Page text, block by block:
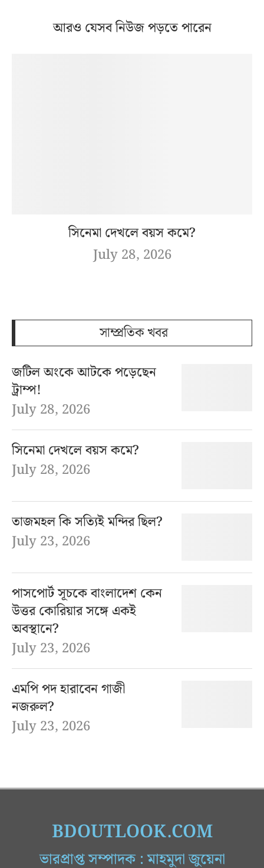
আরও যেসব নিউজ পড়তে পারেন
সিনেমা দেখলে বয়স কমে?
July 28, 2026
সাম্প্রতিক খবর
জটিল অংকে আটকে পড়েছেন
ট্রাম্প!
July 28, 2026
সিনেমা দেখলে বয়স কমে?
July 28, 2026
তাজমহল কি সত্যিই মন্দির ছিল?
July 23, 2026
পাসপোর্ট সূচকে বাংলাদেশ কেন
উত্তর কোরিয়ার সঙ্গে একই
অবস্থানে?
July 23, 2026
এমপি পদ হারাবেন গাজী
নজরুল?
July 23, 2026
BDOUTLOOK.COM
ভারপ্রাপ্ত সম্পাদক : মাহমুদা জুয়েনা